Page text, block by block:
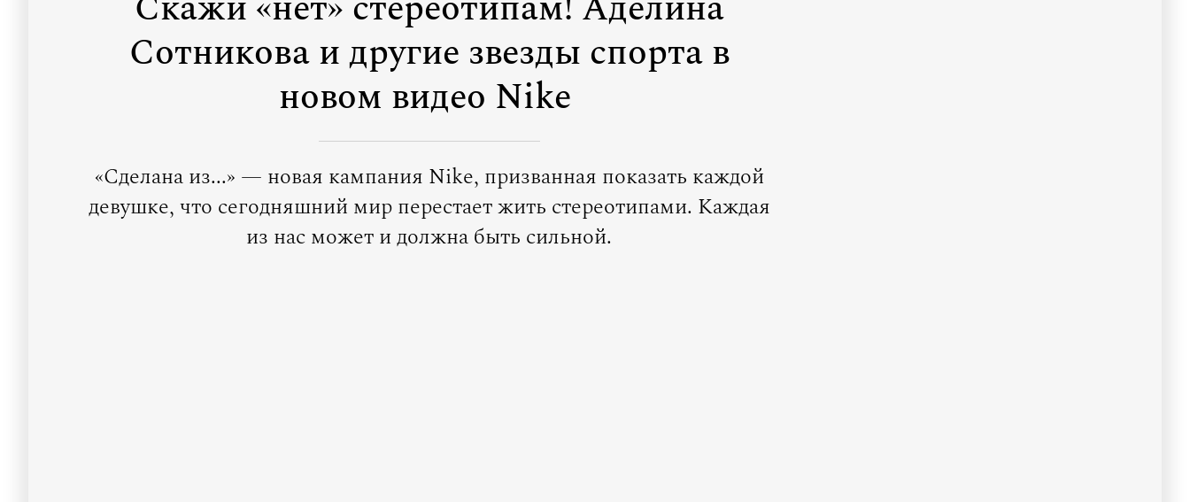
Сотникова и другие звезды спорта в
новом видео Nike
«Сделана из...» — новая кампания Nike, призванная показать каждой
девушке, что сегодняшний мир перестает жить стереотипами. Каждая
из нас может и должна быть сильной.